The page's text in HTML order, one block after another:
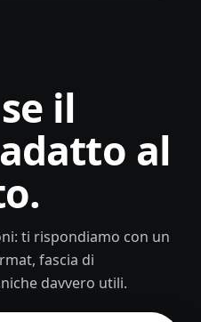
il
al
ti rispondiamo con un
fascia di
davvero utili.